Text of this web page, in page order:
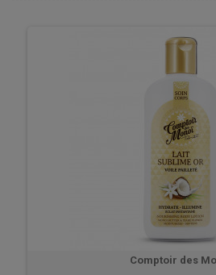
Comptoir des